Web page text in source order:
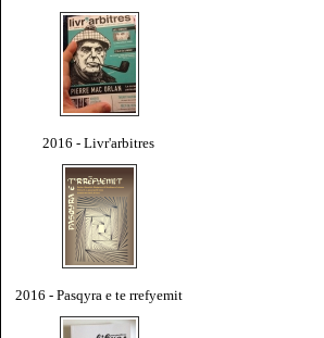
2016 - Livr'arbitres
2016 - Pasqyra e te rrefyemit